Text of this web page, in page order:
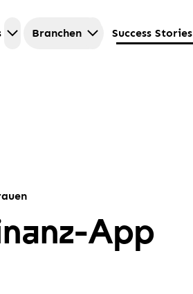
Branchen Success Stories
App